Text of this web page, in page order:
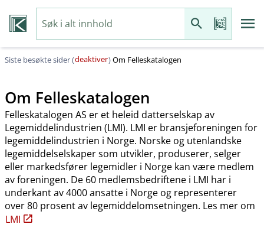
Siste besøkte sider (deaktiver)Om Felleskatalogen
Om Felleskatalogen
Felleskatalogen AS er et heleid datterselskap av
Legemiddelindustrien (LMI). LMI er bransjeforeningen for
legemiddelindustrien i Norge. Norske og utenlandske
legemiddelselskaper som utvikler, produserer, selger
eller markedsfører legemidler i Norge kan være medlem
av foreningen. De 60 medlemsbedriftene i LMI har i
underkant av 4000 ansatte i Norge og representerer
over 80 prosent av legemiddelomsetningen. Les mer om
LMI